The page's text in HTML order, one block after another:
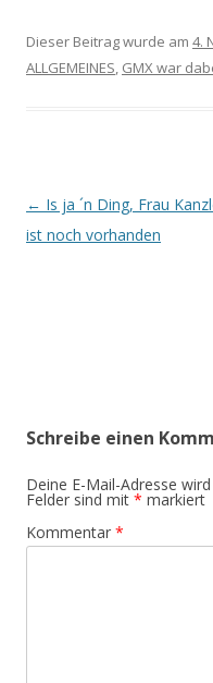
Dieser Beitrag wurde am 4.
ALLGEMEINES, GMX war
Beitrags-
Navigation
← Is ja ´n Ding, Frau
ist noch vorhanden
Schreibe einen
Deine E-Mail-Adresse
Felder sind mit * markiert
Kommentar *